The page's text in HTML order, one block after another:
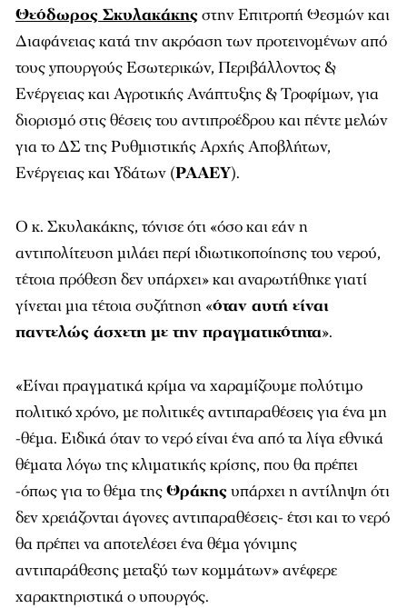
Θεόδωρος Σκυλακάκηςστην Επιτροπή Θεσμών και
Διαφάνειας κατά την ακρόαση των προτεινομένων από
τους yπουργούς Εσωτερικών, Περιβάλλοντος &
Ενέργειας και Αγροτικής Ανάπτυξης & Τροφίμων, για
διορισμό στις θέσεις του αντιπροέδρου και πέντε μελών
για το ΔΣ της Ρυθμιστικής Αρχής Αποβλήτων,
Ενέργειας και Υδάτων (ΡΑΑΕΥ).
Ο κ. Σκυλακάκης, τόνισε ότι «όσο και εάν η
αντιπολίτευση μιλάει περί ιδιωτικοποίησης του νερού,
τέτοια πρόθεση δεν υπάρχει» και αναρωτήθηκε γιατί
γίνεται μια τέτοια συζήτηση «όταν αυτή είναι
παντελώς άσχετη με την πραγματικότητα».
«Είναι πραγματικά κρίμα να χαραμίζουμε πολύτιμο
πολιτικό χρόνο, με πολιτικές αντιπαραθέσεις για ένα μη
-θέμα. Ειδικά όταν το νερό είναι ένα από τα λίγα εθνικά
θέματα λόγω της κλιματικής κρίσης, που θα πρέπει
-όπως για το θέμα τηςΘράκηςυπάρχει η αντίληψη ότι
δεν χρειάζονται άγονες αντιπαραθέσεις- έτσι και το νερό
θα πρέπει να αποτελέσει ένα θέμα γόνιμης
αντιπαράθεσης μεταξύ των κομμάτων» ανέφερε
χαρακτηριστικά ο υπουργός.